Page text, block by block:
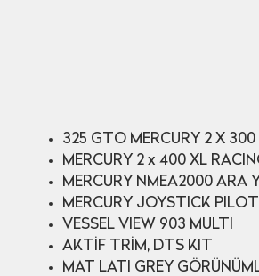
325 GTO MERCURY 2 X
MERCURY 2 x 400 XL
MERCURY NMEA2000 ARA
MERCURY JOYSTICK
VESSEL VIEW 903 MULTI
AKTİF TRİM, DTS KIT
MAT LATI GREY